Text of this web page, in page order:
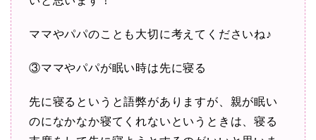
ママやパパのことも大切に考えてくださいね♪
③ママやパパが眠い時は先に寝る
先に寝るというと語弊がありますが、親が眠い
のになかなか寝てくれないというときは、寝る